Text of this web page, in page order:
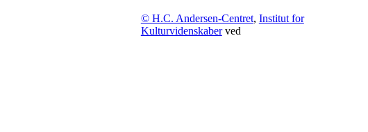
© H.C. Andersen-Centret, Institut for
Kulturvidenskaberved